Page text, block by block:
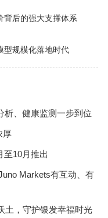
背后的强大支撑体系
型规模化落地时代
析、健康监测一步到位
厚
至10月推出
Markets有互动、有
土，守护银发幸福时光